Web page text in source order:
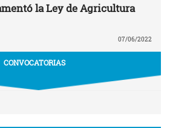
la Ley de Agricultura
07/06/2022
CONVOCATORIAS